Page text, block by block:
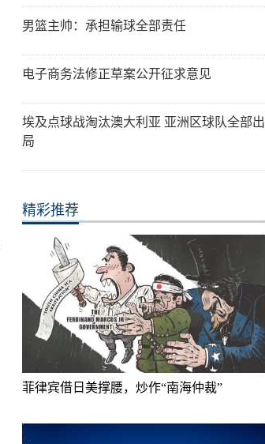
男篮主帅：承担输球全部责任
电子商务法修正草案公开征求意见
埃及点球战淘汰澳大利亚 亚洲区球队全部出
局
精彩推荐
菲律宾借日美撑腰，炒作“南海仲裁”